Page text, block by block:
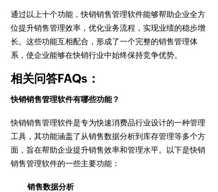
通过以上十个功能，快销销售管理软件能够帮助企业全方
位提升销售管理效率，优化业务流程，实现业绩的稳步增
长。这些功能互相配合，形成了一个完整的销售管理体
系，使企业能够在快销行业中始终保持竞争优势。
相关问答FAQs：
快销销售管理软件有哪些功能？
快销销售管理软件是专为快速消费品行业设计的一种管理
工具，其功能涵盖了从销售数据分析到库存管理等多个方
面，旨在帮助企业提升销售效率和管理水平。以下是快销
销售管理软件的一些主要功能：
销售数据分析